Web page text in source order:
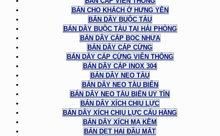
BÁN CHO KHÁCH Ở HƯNG YÊN
BÁN DÂY BUỘC TÀU
BÁN DÂY BUỘC TÀU TẠI HẢI PHÒNG
BÁN DÂY CÁP BỌC NHỰA
BÁN DÂY CÁP CỨNG
BÁN DÂY CÁP CỨNG VIỄN THÔNG
BÁN DÂY CÁP INOX 304
BÁN DÂY NEO TÀU
BÁN DÂY NEO TÀU BIỂN
BÁN DÂY NEO TÀU BIỂN UY TÍN
BÁN DÂY XÍCH CHỊU LỰC
BÁN DÂY XÍCH CHỊU LỰC CẨU HÀNG
BÁN DÂY XÍCH MẠ KẼM
BẢN DẸT HAI ĐẦU MẮT